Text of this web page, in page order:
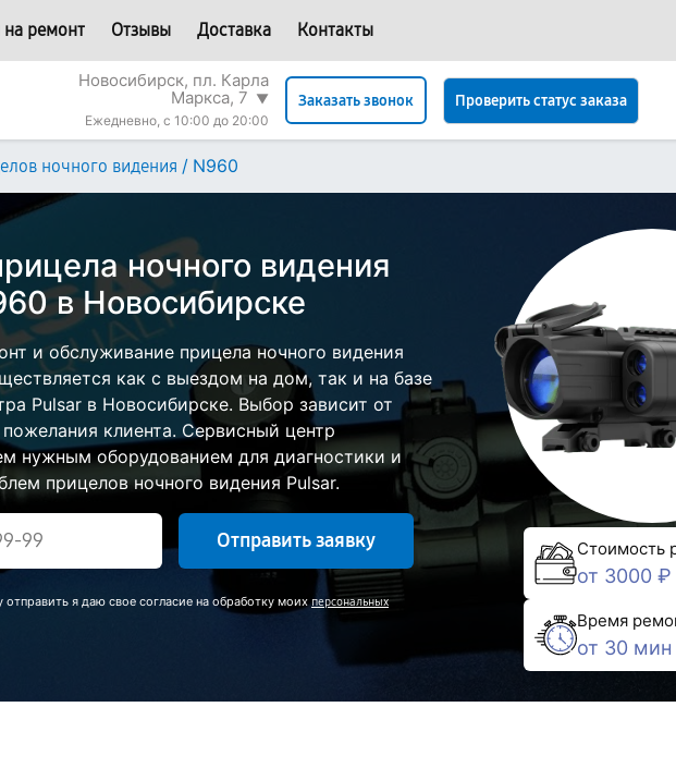
ремонт Отзывы Доставка Контакты
Новосибирск, пл. Карла
Маркса, 7 ▼
Ежедневно, с 10:00 до 20:00
Заказать звонок Проверить статус заказа
ночного видения / N960
ночного видения
в Новосибирске
и обслуживание прицела ночного видения
как с выездом на дом, так и на базе
Pulsar в Новосибирске. Выбор зависит от
клиента. Сервисный центр
нужным оборудованием для диагностики и
прицелов ночного видения Pulsar.
Отправить заявку
отправить я даю свое согласие на обработку моихперсональных
Стоимость
от 3000 ₽
Время
от 30 мин